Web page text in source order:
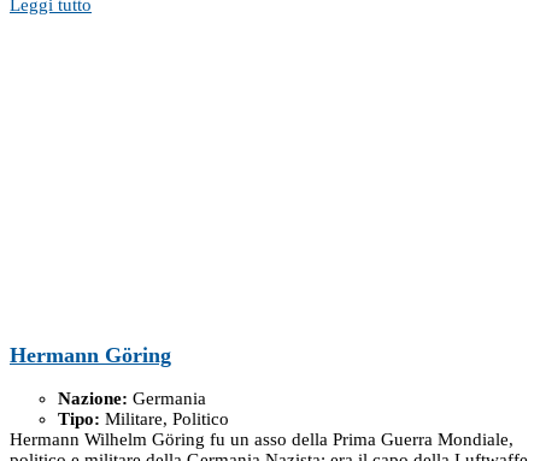
Leggi tutto
Hermann Göring
Nazione: Germania
Tipo: Militare, Politico
Hermann Wilhelm Göring fu un asso della Prima Guerra Mondiale,